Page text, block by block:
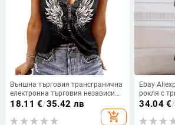
Външна търговия трансгранична
електронна търговия независима
станция Amazon Amazon нова
памучна дамска тениска
18.11 €/35.42 лв
add_shopping_cart
Ebay
рокля с
големи
34.04€/